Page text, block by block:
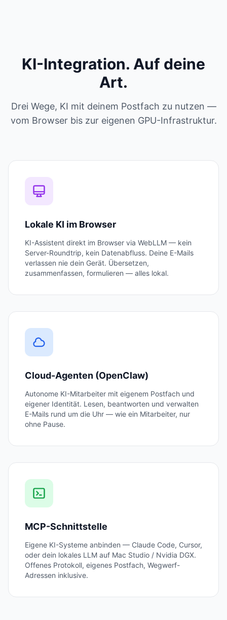
KI-Integration. Auf deine
Art.
Drei Wege, KI mit deinem Postfach zu nutzen —
vom Browser bis zur eigenen GPU-Infrastruktur.
Lokale KI im Browser
KI-Assistent direkt im Browser via WebLLM — kein
Server-Roundtrip, kein Datenabfluss. Deine E-Mails
verlassen nie dein Gerät. Übersetzen,
zusammenfassen, formulieren — alles lokal.
Cloud-Agenten (OpenClaw)
Autonome KI-Mitarbeiter mit eigenem Postfach und
eigener Identität. Lesen, beantworten und verwalten
E-Mails rund um die Uhr — wie ein Mitarbeiter, nur
ohne Pause.
MCP-Schnittstelle
Eigene KI-Systeme anbinden — Claude Code, Cursor,
oder dein lokales LLM auf Mac Studio / Nvidia DGX.
Offenes Protokoll, eigenes Postfach, Wegwerf-
Adressen inklusive.